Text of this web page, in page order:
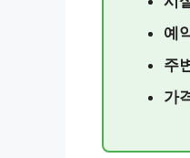
예
주
가